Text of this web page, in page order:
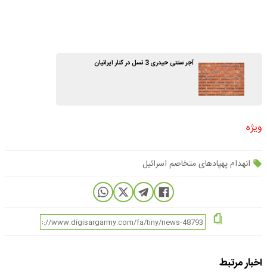
آجر سنتی حیدری 3 نسل در کنار ایرانیان
ویژه
انهدام پهپادهای متخاصم اسرائیل
اخبار مرتبط